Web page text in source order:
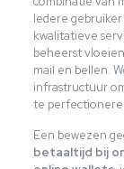
Iedere
kwalitatieve
beheerst
mail en bellen.
infrastructuur
te
Een bewezen
betaaltijd bij